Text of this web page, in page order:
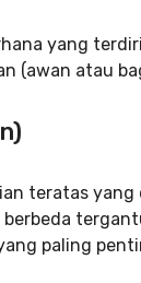
yang
(awan atau
teratas
paling